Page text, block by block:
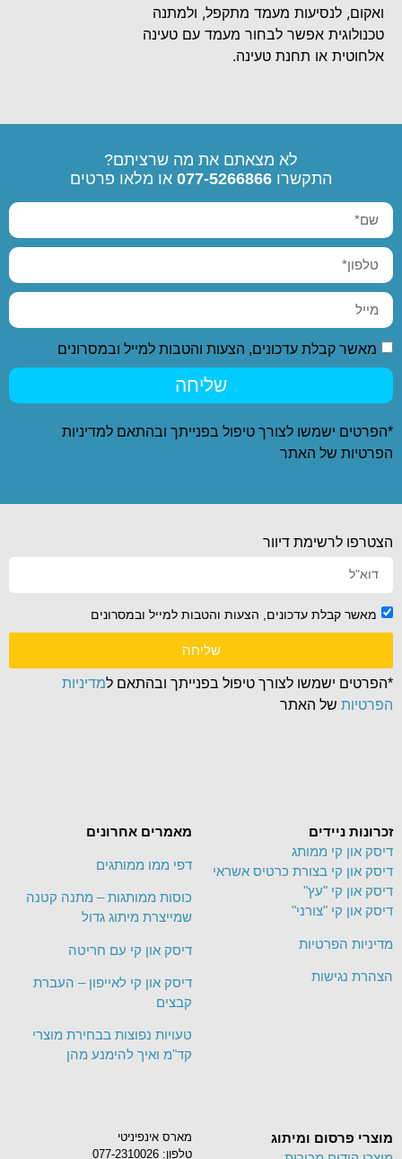
ואקום, לנסיעות מעמד מתקפל, ולמתנה
טכנולוגית אפשר לבחור מעמד עם טעינה
אלחוטית או תחנת טעינה.
לא מצאתם את מה שרציתם?
התקשרו 077-5266866 או מלאו פרטים
מאשר קבלת עדכונים, הצעות והטבות למייל ובמסרונים
שליחה
*הפרטים ישמשו לצורך טיפול בפנייתך ובהתאם למדיניות
הפרטיות של האתר
מארס אינפיניטי
טלפון: 077-2310026
מוצרי פרסום ומיתוג
מאמרים אחרונים
דפי ממו ממותגים
כוסות ממותגות – מתנה קטנה
שמייצרת מיתוג גדול
דיסק און קי עם חריטה
דיסק און קי לאייפון – העברת
קבצים
טעויות נפוצות בבחירת מוצרי
קד"מ ואיך להימנע מהן
זכרונות ניידים
דיסק און קי ממותג
דיסק און קי בצורת כרטיס אשראי
דיסק און קי "עץ"
דיסק און קי "צורני"
מדיניות הפרטיות
הצהרת נגישות
הצטרפו לרשימת דיוור
מאשר קבלת עדכונים, הצעות והטבות למייל ובמסרונים
שליחה
*הפרטים ישמשו לצורך טיפול בפנייתך ובהתאם למדיניות
הפרטיות של האתר